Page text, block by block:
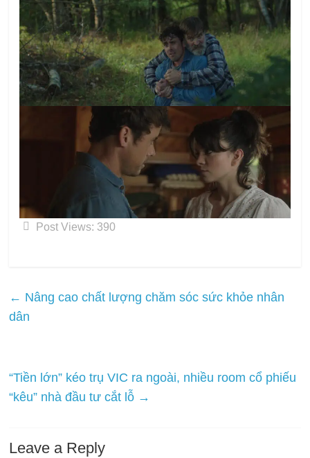
Post Views: 390
← Nâng cao chất lượng chăm sóc sức khỏe nhân
dân
“Tiền lớn” kéo trụ VIC ra ngoài, nhiều room cổ phiếu
“kêu” nhà đầu tư cắt lỗ →
Leave a Reply